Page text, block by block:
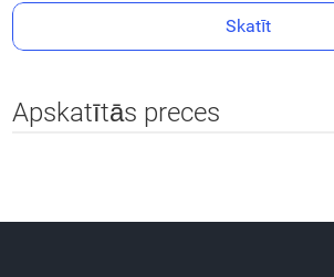
Skatīt
Apskatītās preces